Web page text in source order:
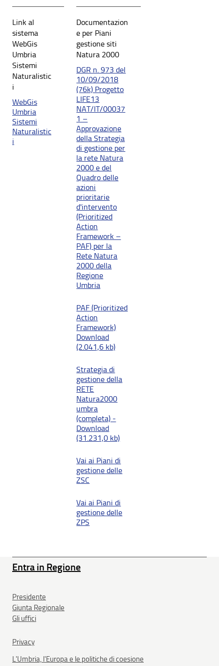
Link al
sistema
WebGis
Umbria
Sistemi
Naturalistic
i
WebGis
Umbria
Sistemi
Naturalistic
i
Documentazion
e per Piani
gestione siti
Natura 2000
DGR n. 973 del
10/09/2018
(76k) Progetto
LIFE13
NAT/IT/00037
1 –
Approvazione
della Strategia
di gestione per
la rete Natura
2000 e del
Quadro delle
azioni
prioritarie
d'intervento
(Prioritized
Action
Framework –
PAF) per la
Rete Natura
2000 della
Regione
Umbria
PAF (Prioritized
Action
Framework)
Download
(2.041,6 kb)
Strategia di
gestione della
RETE
Natura2000
umbra
(completa) -
Download
(31.231,0 kb)
Vai ai Piani di
gestione delle
ZSC
Vai ai Piani di
gestione delle
ZPS
Entra in Regione
Presidente
Giunta Regionale
Gli uffici
Privacy
L'Umbria, l'Europa e le politiche di coesione